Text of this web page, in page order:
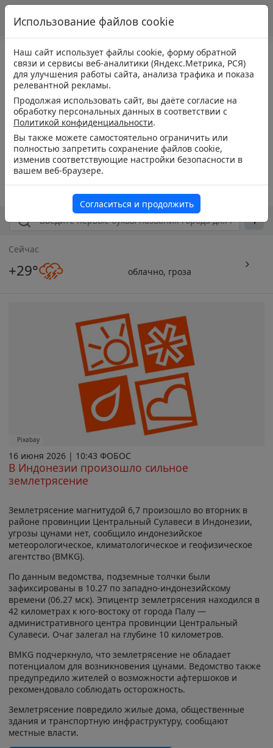
Сейчас
+29° облачно, гроза
Pixabay
16 июня 2026 | 10:43 ФОБОС
В Индонезии произошло сильное
землетрясение
Землетрясение магнитудой 6,7 произошло во вторник в
районе провинции Центральный Сулавеси в Индонезии,
угрозы цунами нет, сообщило индонезийское
метеорологическое, климатологическое и геофизическое
агентство (BMKG).
По данным ведомства, подземные толчки были
зафиксированы в 10.27 по западно-индонезийскому
времени (06.27 мск). Эпицентр землетрясения находился в
42 километрах к юго-востоку от города Палу —
административного центра провинции Центральный
Сулавеси. Очаг залегал на глубине 10 километров.
BMKG подчеркнуло, что землетрясение не обладает
потенциалом для возникновения цунами. Ведомство также
предупредило жителей о возможности афтершоков и
рекомендовало соблюдать осторожность.
Землетрясение повредило жилые дома, общественные
здания и транспортную инфраструктуру, сообщают
местные власти.
Использование файлов cookie
Наш сайт использует файлы cookie, форму обратной
связи и сервисы веб-аналитики (Яндекс.Метрика, РСЯ)
для улучшения работы сайта, анализа трафика и показа
релевантной рекламы.
Продолжая использовать сайт, вы даёте согласие на
обработку персональных данных в соответствии с
Политикой конфиденциальности.
Вы также можете самостоятельно ограничить или
полностью запретить сохранение файлов cookie,
изменив соответствующие настройки безопасности в
вашем веб-браузере.
Согласиться и продолжить